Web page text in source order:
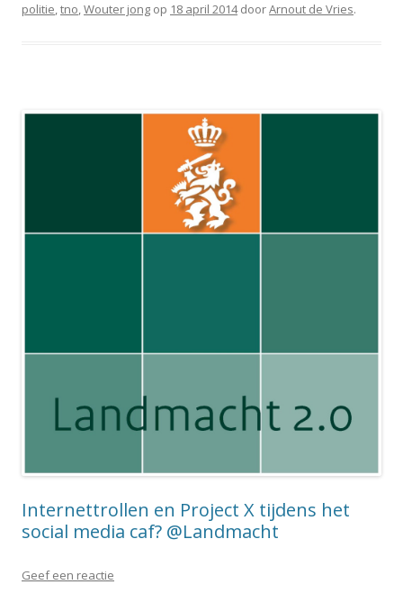
politie,tno,Wouter jong op 18 april 2014doorArnout de Vries.
Internettrollen en Project X tijdens het
social media caf? @Landmacht
Geef een reactie